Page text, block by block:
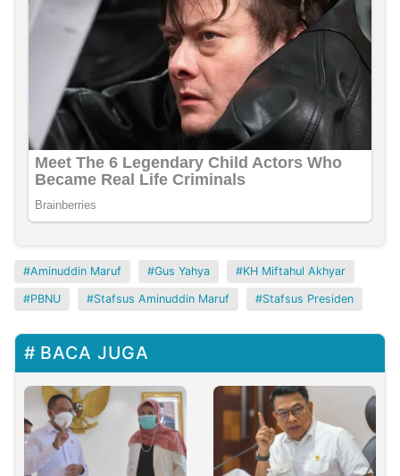
Aminuddin Maruf Gus Yahya KH Miftahul Akhyar
PBNU Stafsus Aminuddin Maruf Stafsus Presiden
BACA JUGA